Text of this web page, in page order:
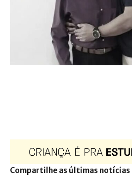
Compartilhe as últimas notícias